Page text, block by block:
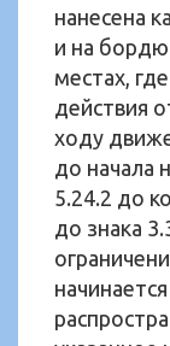
нанесена
и на
местах,
действия
ходу
до начала
5.24.2 до
до знака